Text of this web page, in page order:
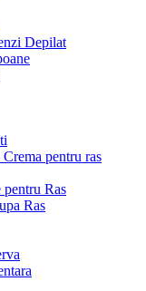
Depilat
pentru ras
pentru Ras
Ras